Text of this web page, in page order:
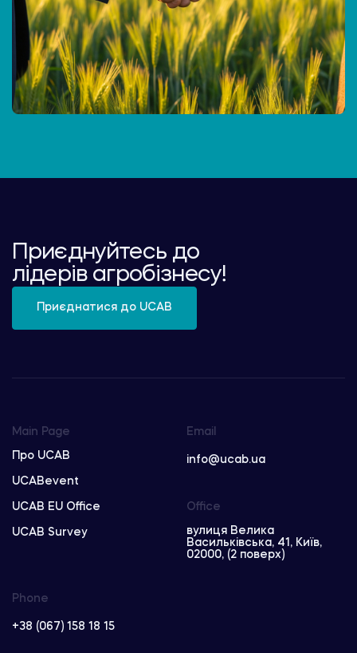
Приєднуйтесь до
лідерів агробізнесу!
Приєднатися до UCAB
Main Page
Про UCAB
UCABevent
UCAB EU Office
UCAB Survey
Email
info@ucab.ua
Phone
+38 (067) 158 18 15
Office
вулиця Велика
Васильківська, 41, Київ,
02000, (2 поверх)